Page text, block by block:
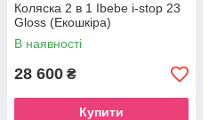
Коляска 2 в 1 Ibebe i-stop 23
Gloss (Екошкіра)
В наявності
28 600 ₴
Купити